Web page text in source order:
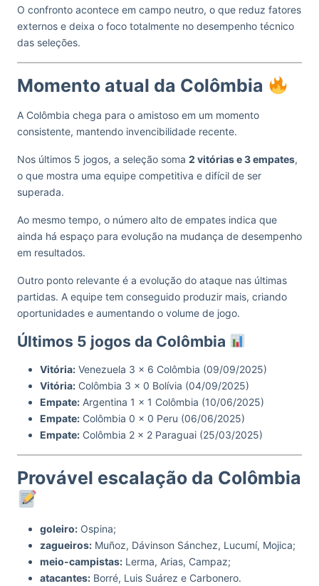
O confronto acontece em campo neutro, o que reduz fatores
externos e deixa o foco totalmente no desempenho técnico
das seleções.
Momento atual da Colômbia
A Colômbia chega para o amistoso em um momento
consistente, mantendo invencibilidade recente.
Nos últimos 5 jogos, a seleção soma 2 vitórias e 3 empates,
o que mostra uma equipe competitiva e difícil de ser
superada.
Ao mesmo tempo, o número alto de empates indica que
ainda há espaço para evolução na mudança de desempenho
em resultados.
Outro ponto relevante é a evolução do ataque nas últimas
partidas. A equipe tem conseguido produzir mais, criando
oportunidades e aumentando o volume de jogo.
Últimos 5 jogos da Colômbia
Vitória: Venezuela 3 x 6 Colômbia (09/09/2025)
Vitória: Colômbia 3 x 0 Bolívia (04/09/2025)
Empate: Argentina 1 x 1 Colômbia (10/06/2025)
Empate: Colômbia 0 x 0 Peru (06/06/2025)
Empate: Colômbia 2 x 2 Paraguai (25/03/2025)
Provável escalação da Colômbia
goleiro: Ospina;
zagueiros: Muñoz, Dávinson Sánchez, Lucumí, Mojica;
meio-campistas: Lerma, Arias, Campaz;
atacantes: Borré, Luis Suárez e Carbonero.